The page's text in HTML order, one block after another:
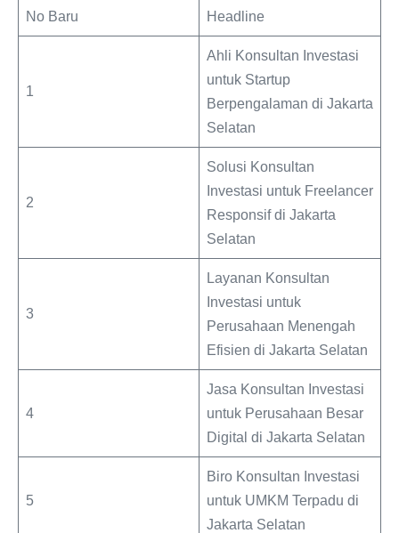
No Baru Headline
1
Ahli Konsultan Investasi
untuk Startup
Berpengalaman di Jakarta
Selatan
2
Solusi Konsultan
Investasi untuk Freelancer
Responsif di Jakarta
Selatan
3
Layanan Konsultan
Investasi untuk
Perusahaan Menengah
Efisien di Jakarta Selatan
4
Jasa Konsultan Investasi
untuk Perusahaan Besar
Digital di Jakarta Selatan
5
Biro Konsultan Investasi
untuk UMKM Terpadu di
Jakarta Selatan